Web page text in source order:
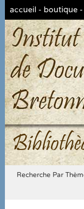
accueil - boutique -
Recherche Par